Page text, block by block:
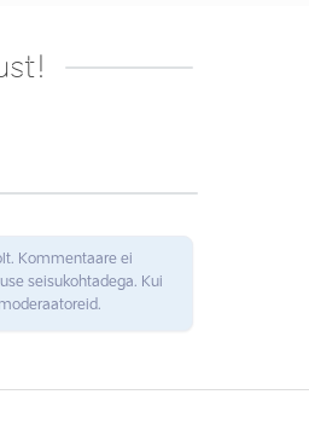
Kommentaare ei
seisukohtadega. Kui